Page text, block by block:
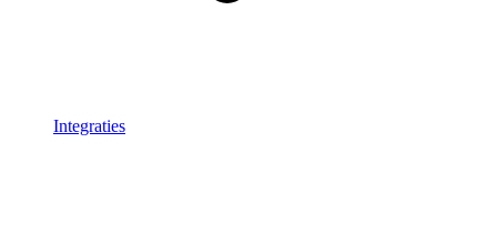
Integraties